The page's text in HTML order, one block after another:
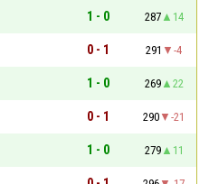
1 - 0 287
14
0 - 1 291
-4
1 - 0 269
22
0 - 1 290
-21
1 - 0 279
11